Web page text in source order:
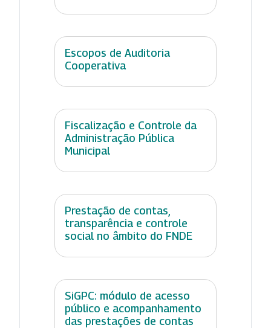
Escopos de Auditoria
Cooperativa
Fiscalização e Controle da
Administração Pública
Municipal
Prestação de contas,
transparência e controle
social no âmbito do FNDE
SiGPC: módulo de acesso
público e acompanhamento
das prestações de contas